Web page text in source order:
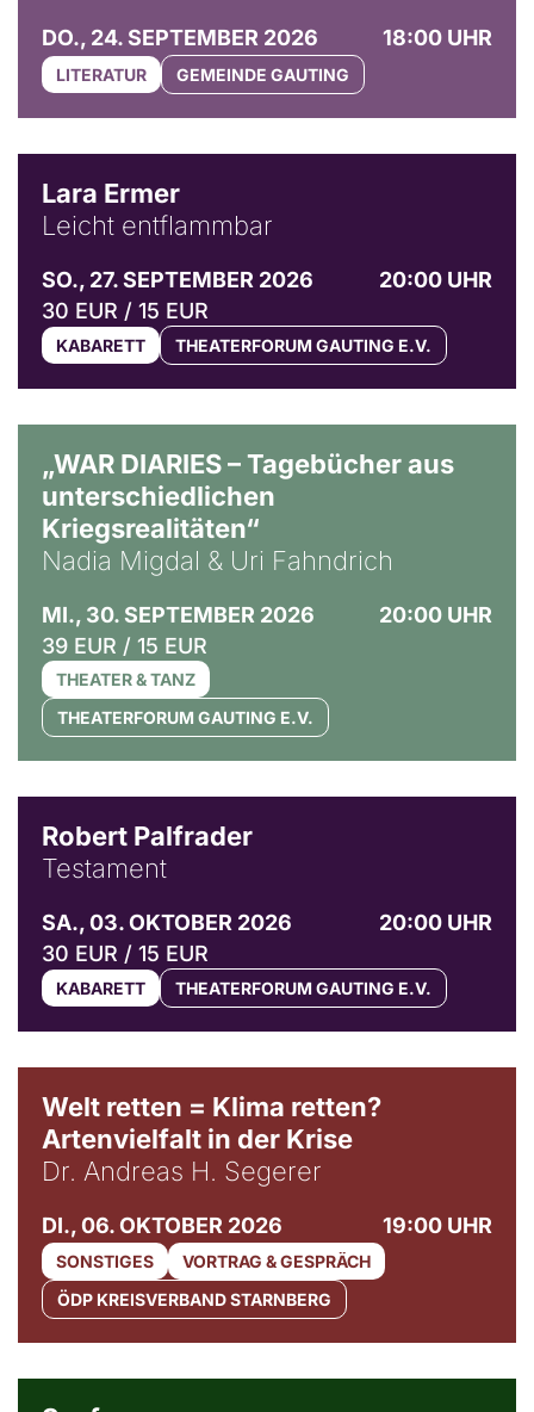
DO., 24. SEPTEMBER 2026 18:00 UHR
LITERATUR GEMEINDE GAUTING
Lara Ermer
Leicht entflammbar
SO., 27. SEPTEMBER 2026
20:00 UHR
30 EUR / 15 EUR
KABARETT THEATERFORUM GAUTING E.V.
„WAR DIARIES – Tagebücher aus
unterschiedlichen
Kriegsrealitäten“
Nadia Migdal & Uri Fahndrich
MI., 30. SEPTEMBER 2026
20:00 UHR
39 EUR / 15 EUR
THEATER & TANZ
THEATERFORUM GAUTING E.V.
Robert Palfrader
Testament
SA., 03. OKTOBER 2026
20:00 UHR
30 EUR / 15 EUR
KABARETT THEATERFORUM GAUTING E.V.
Welt retten = Klima retten?
Artenvielfalt in der Krise
Dr. Andreas H. Segerer
DI., 06. OKTOBER 2026 19:00 UHR
SONSTIGES
VORTRAG & GESPRÄCH
ÖDP KREISVERBAND STARNBERG